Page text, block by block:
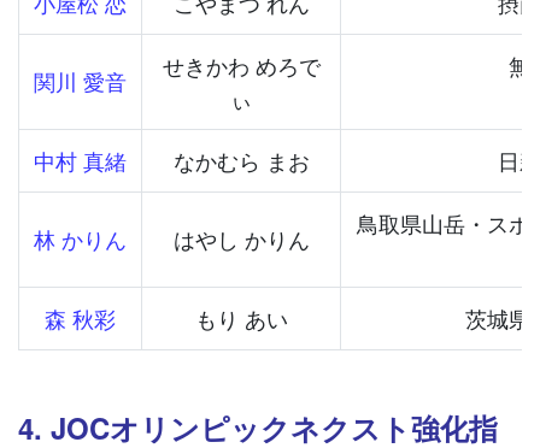
関川 愛音
せきかわ めろで
ぃ
無
中村 真緒 なかむら まお 日
林 かりん はやし かりん
鳥取県山岳・ス
森 秋彩
もり あい 茨城県
4. JOCオリンピックネクスト強化指